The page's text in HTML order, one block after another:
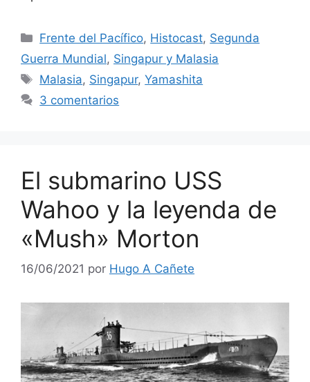
Categorías
Frente del Pacífico, Histocast, Segunda
Guerra Mundial, Singapur y Malasia
Etiquetas
Malasia, Singapur,Yamashita
3 comentarios
El submarino USS
Wahoo y la leyenda de
«Mush» Morton
16/06/2021 por Hugo A Cañete